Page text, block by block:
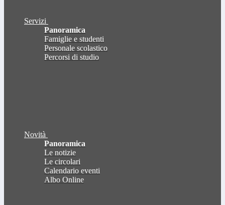
Servizi
Panoramica
Famiglie e studenti
Personale scolastico
Percorsi di studio
Novità
Panoramica
Le notizie
Le circolari
Calendario eventi
Albo Online